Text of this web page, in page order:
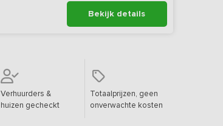
Bekijk details
Verhuurders &
huizen gecheckt
Totaalprijzen, geen
onverwachte kosten